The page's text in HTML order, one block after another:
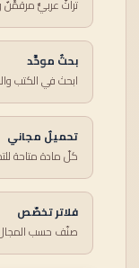
تراثٌ عربيٌّ مرقمَّنٌ
بحثٌ موحَّد
ابحث في الكتب
تحميلٌ مجاني
كلّ مادة متاحة
فلاتر تخصّص
صنّف حسب المجال